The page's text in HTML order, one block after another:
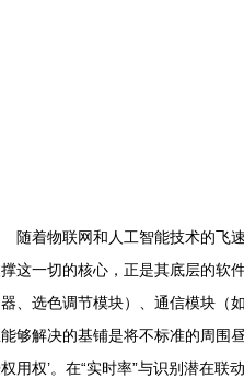
随着物联网和人工智能技术的飞
这一切的核心，正是其底层的软
、选色调节模块）、通信模块（
够解决的基铺是将不标准的周围
用权’。在“实时率”与识别潜在